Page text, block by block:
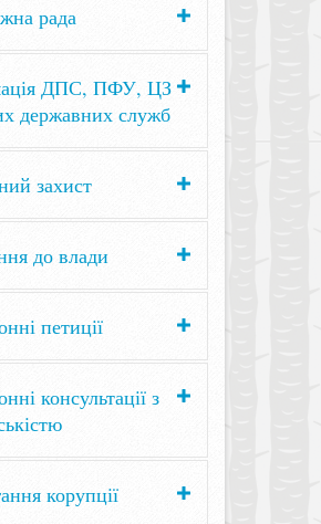
рада
ДПС, ПФУ, ЦЗ
державних служб
захист
до влади
петиції
консультації з
корупції